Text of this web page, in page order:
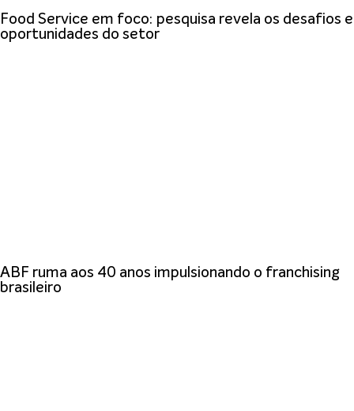
Food Service em foco: pesquisa revela os desafios e
oportunidades do setor
ABF ruma aos 40 anos impulsionando o franchising
brasileiro